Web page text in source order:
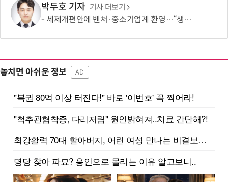
박두호 기자 기사 더보기
세제개편안에 벤처·중소기업계 환영…“생태계 성장 기반 확충”
놓치면 아쉬운 정보 AD